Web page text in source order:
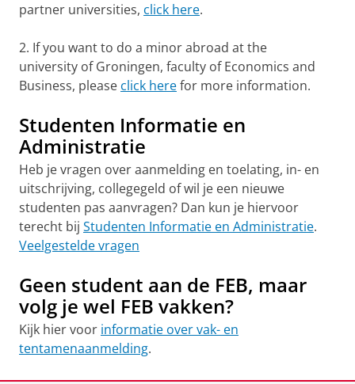
partner universities, click here.
2. If you want to do a minor abroad at the
university of Groningen, faculty of Economics and
Business, please click herefor more information.
Studenten Informatie en
Administratie
Heb je vragen over aanmelding en toelating, in- en
uitschrijving, collegegeld of wil je een nieuwe
studenten pas aanvragen? Dan kun je hiervoor
terecht bij Studenten Informatie en Administratie.
Veelgestelde vragen
Geen student aan de FEB, maar
volg je wel FEB vakken?
Kijk hier voor informatie over vak- en
tentamenaanmelding.